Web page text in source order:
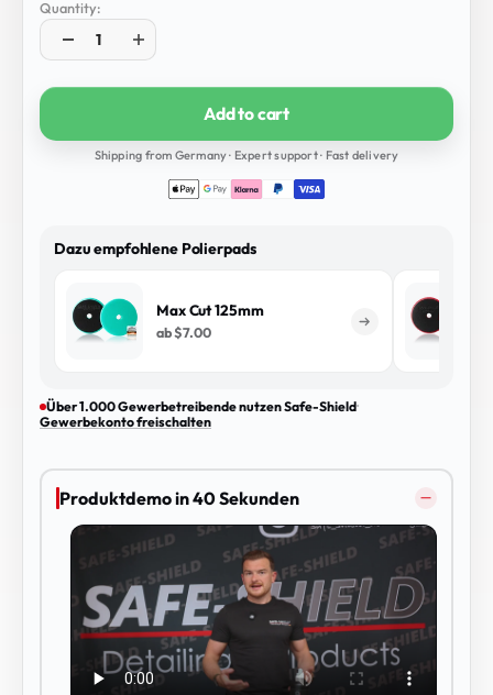
Quantity:
Add to cart
Shipping from Germany · Expert support · Fast delivery
Dazu empfohlene Polierpads
Max Cut 125mm
ab$7.00
Über 1.000 Gewerbetreibende nutzen Safe-Shield·
Gewerbekonto freischalten
Produktdemo in 40 Sekunden